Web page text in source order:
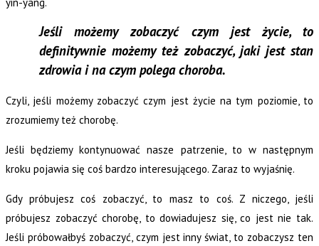
Jeśli możemy zobaczyć czym jest życie, to
definitywnie możemy też zobaczyć, jaki jest stan
zdrowia i na czym polega choroba.
Czyli, jeśli możemy zobaczyć czym jest życie na tym poziomie, to
zrozumiemy też chorobę.
Jeśli będziemy kontynuować nasze patrzenie, to w następnym
kroku pojawia się coś bardzo interesującego. Zaraz to wyjaśnię.
Gdy próbujesz coś zobaczyć, to masz to coś. Z niczego, jeśli
próbujesz zobaczyć chorobę, to dowiadujesz się, co jest nie tak.
Jeśli próbowałbyś zobaczyć, czym jest inny świat, to zobaczysz ten